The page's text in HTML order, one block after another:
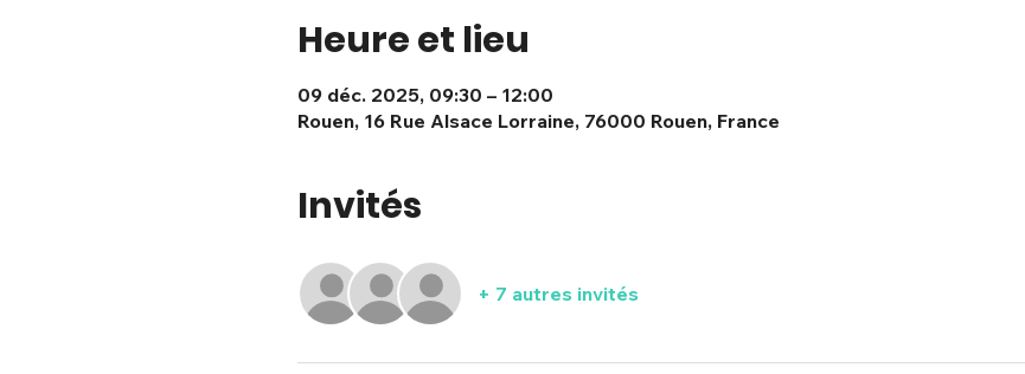
Heure et lieu
09 déc. 2025, 09:30 – 12:00
Rouen, 16 Rue Alsace Lorraine, 76000 Rouen, France
Invités
+ 7 autres invités